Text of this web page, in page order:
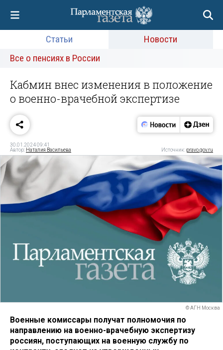
Статьи
Новости
Все о пенсиях в России
Кабмин внес изменения в положение
о военно-врачебной экспертизе
30.01.2024 09:41
Автор: Наталия Васильева Источник: pravo.gov.ru
© АГН Москва
Военные комиссары получат полномочия по
направлению на военно-врачебную экспертизу
россиян, поступающих на военную службу по